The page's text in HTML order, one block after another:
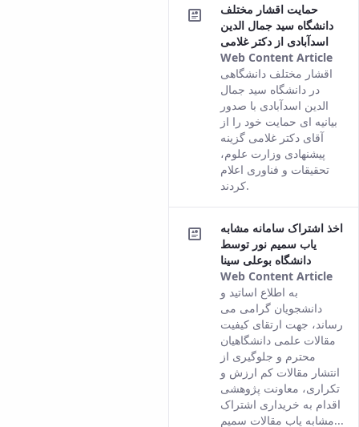
حمایت اقشار مختلف
دانشگاه سید جمال الدین
اسدآبادی از دکتر غلامی
Web Content Article
اقشار مختلف دانشگاهی
در دانشگاه سید جمال
الدین اسدآبادی با صدور
بیانیه ای حمایت خود را از
آقای دکتر غلامی گزینه
پیشنهادی وزارت علوم،
تحقیقات و فناوری اعلام
کردند.
اخذ اشتراک سامانه مشابه
یاب سمیم نور توسط
دانشگاه بوعلی سینا
Web Content Article
of
به اطلاع اساتید و
دانشجویان گرامی می
رساند، جهت ارتقای کیفیت
مقالات علمی دانشگاهیان
محترم و جلوگیری از
انتشار مقالات کم ارزش و
تکراری، معاونت پژوهشی
اقدام به خریداری اشتراک
مشابه یاب مقالات سمیم...